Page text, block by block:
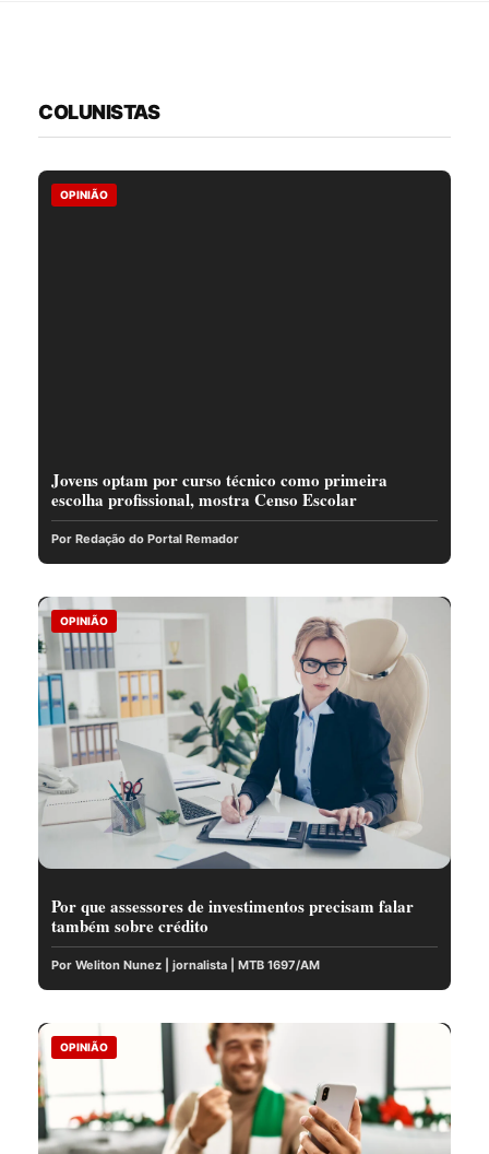
COLUNISTAS
OPINIÃO
Jovens optam por curso técnico como primeira
escolha profissional, mostra Censo Escolar
Por Redação do Portal Remador
OPINIÃO
Por que assessores de investimentos precisam falar
também sobre crédito
Por Weliton Nunez | jornalista | MTB 1697/AM
OPINIÃO